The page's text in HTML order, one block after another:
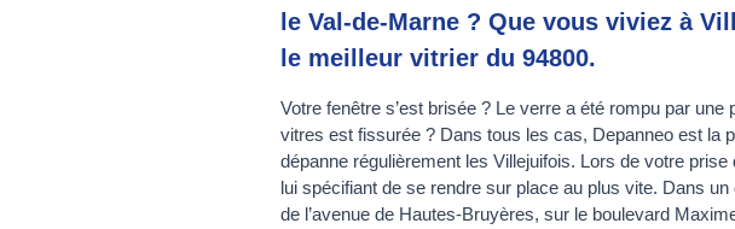
le Val-de-Marne ? Que vous viviez à
le meilleur vitrier du 94800.
Votre fenêtre s’est brisée ? Le verre a été rompu par
vitres est fissurée ? Dans tous les cas, Depanneo est la
dépanne régulièrement les Villejuifois. Lors de votre
lui spécifiant de se rendre sur place au plus vite. Dans
de l’avenue de Hautes-Bruyères, sur le boulevard